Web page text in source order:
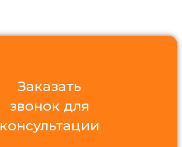
Заказать
звонок для
консультации